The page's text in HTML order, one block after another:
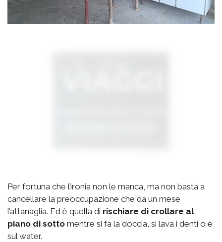
Per fortuna che l’ironia non le manca, ma non basta a
cancellare la preoccupazione che da un mese
l’attanaglia. Ed è quella di rischiare di crollare al
piano di sotto mentre si fa la doccia, si lava i denti o è
sul water.